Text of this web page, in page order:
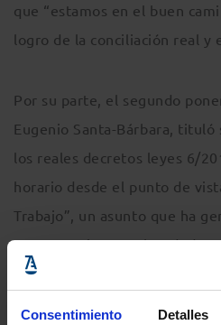
Consentimiento Detalles
que “estamos en el buen
logro de la conciliación real y
Por su parte, el segundo
Eugenio Santa-Bárbara, tituló
los reales decretos leyes 6/
horario desde el punto de
Trabajo”, un asunto que ha
controversia y muchas dudas
laborales.